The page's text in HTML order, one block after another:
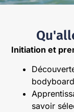
Initiation et
savoir